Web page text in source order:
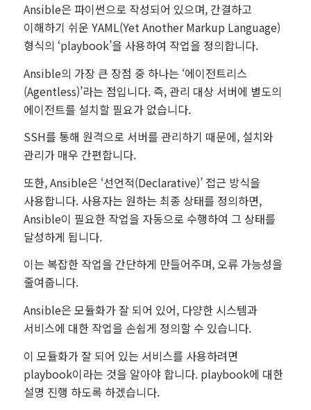
Ansible은 파이썬으로 작성되어 있으며, 간결하고
이해하기 쉬운 YAML(Yet Another Markup Language)
형식의 ‘playbook’을 사용하여 작업을 정의합니다.
Ansible의 가장 큰 장점 중 하나는 ‘에이전트리스
(Agentless)’라는 점입니다. 즉, 관리 대상 서버에 별도의
에이전트를 설치할 필요가 없습니다.
SSH를 통해 원격으로 서버를 관리하기 때문에, 설치와
관리가 매우 간편합니다.
또한, Ansible은 ‘선언적(Declarative)’ 접근 방식을
사용합니다. 사용자는 원하는 최종 상태를 정의하면,
Ansible이 필요한 작업을 자동으로 수행하여 그 상태를
달성하게 됩니다.
이는 복잡한 작업을 간단하게 만들어주며, 오류 가능성을
줄여줍니다.
Ansible은 모듈화가 잘 되어 있어, 다양한 시스템과
서비스에 대한 작업을 손쉽게 정의할 수 있습니다.
이 모듈화가 잘 되어 있는 서비스를 사용하려면
playbook이라는 것을 알아야 합니다. playbook에 대한
설명 진행 하도록 하겠습니다.